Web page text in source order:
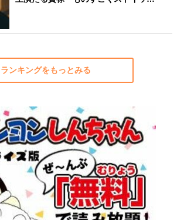
ランキングをもっとみる